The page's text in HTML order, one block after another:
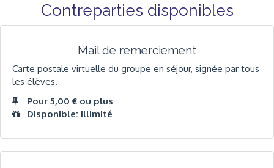
Contreparties disponibles
Mail de remerciement
Carte postale virtuelle du groupe en séjour, signée par tous
les élèves.
Pour 5,00 € ou plus
Disponible: Illimité